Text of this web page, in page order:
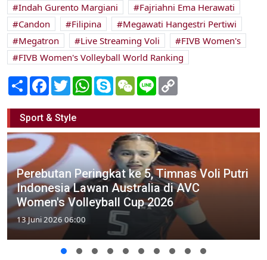
Indah Gurento Margiani
Fajriahni Ema Herawati
Candon
Filipina
Megawati Hangestri Pertiwi
Megatron
Live Streaming Voli
FIVB Women's
FIVB Women's Volleyball World Ranking
Share Facebook
TwitterWhatsApp
SkypeWeChatLine
Sport & Style
Perebutan Peringkat ke 5, Timnas Voli Putri
Indonesia Lawan Australia di AVC
Women's Volleyball Cup 2026
13 Juni 2026 06:00